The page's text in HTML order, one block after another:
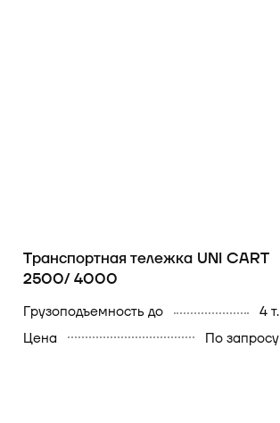
Транспортная тележка UNI CART
2500/ 4000
Грузоподъемность до
4 т.
Цена
По запросу